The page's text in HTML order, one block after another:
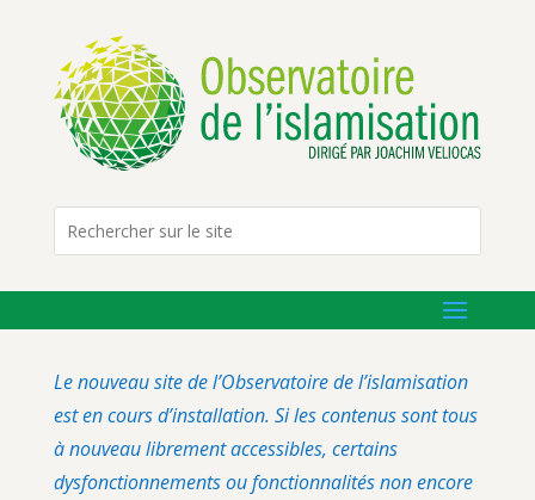
Le nouveau site de l’Observatoire de l’islamisation
est en cours d’installation. Si les contenus sont tous
à nouveau librement accessibles, certains
dysfonctionnements ou fonctionnalités non encore